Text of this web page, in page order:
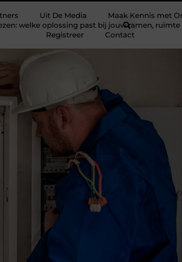
Uit De Media
Maak Kennis met
welke oplossing past bij jouw ramen,
Registreer
Contact